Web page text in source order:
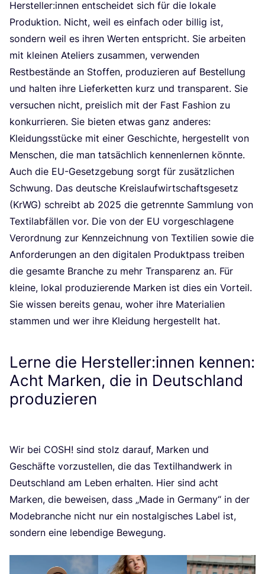
Hersteller:innen ent­schei­det sich für die loka­le
Pro­duk­ti­on. Nicht, weil es ein­fach oder bil­lig ist,
son­dern weil es ihren Wer­ten ent­spricht. Sie arbei­ten
mit klei­nen Ate­liers zusam­men, ver­wen­den
Rest­be­stän­de an Stof­fen, pro­du­zie­ren auf Bestel­lung
und hal­ten ihre Lie­fer­ket­ten kurz und trans­pa­rent. Sie
ver­su­chen nicht, preis­lich mit der Fast Fashion zu
kon­kur­rie­ren. Sie bie­ten etwas ganz ande­res:
Klei­dungs­stü­cke mit einer Geschich­te, her­ge­stellt von
Men­schen, die man tat­säch­lich ken­nen­ler­nen könnte.
Auch die EU-Gesetz­ge­bung sorgt für zusätz­li­chen
Schwung. Das deut­sche Kreis­lauf­wirt­schafts­ge­setz
(KrWG) schreibt ab 2025 die getrenn­te Samm­lung von
Tex­til­ab­fäl­len vor. Die von der EU vor­ge­schla­ge­ne
Ver­ord­nung zur Kenn­zeich­nung von Tex­ti­li­en sowie die
Anfor­de­run­gen an den digi­ta­len Pro­dukt­pass trei­ben
die gesam­te Bran­che zu mehr Trans­pa­renz an. Für
klei­ne, lokal pro­du­zie­ren­de Mar­ken ist dies ein Vor­teil.
Sie wis­sen bereits genau, woher ihre Mate­ria­li­en
stam­men und wer ihre Klei­dung her­ge­stellt hat.
Lerne die Hersteller:innen kennen:
Acht Marken, die in Deutschland
produzieren
Wir bei COSH! sind stolz dar­auf, Mar­ken und
Geschäf­te vor­zu­stel­len, die das Tex­til­hand­werk in
Deutsch­land am Leben erhal­ten. Hier sind acht
Mar­ken, die bewei­sen, dass „Made in Ger­ma­ny“ in der
Mode­bran­che nicht nur ein nost­al­gi­sches Label ist,
son­dern eine leben­di­ge Bewegung.